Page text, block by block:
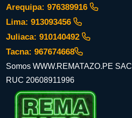
Arequipa: 976389916
Lima: 913093456
Juliaca: 910140492
Tacna: 967674668
Somos WWW.REMATAZO.PE SAC
RUC 20608911996